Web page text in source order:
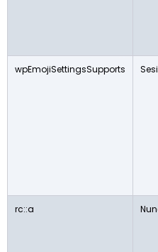
wpEmojiSettingsSupports
rc::a